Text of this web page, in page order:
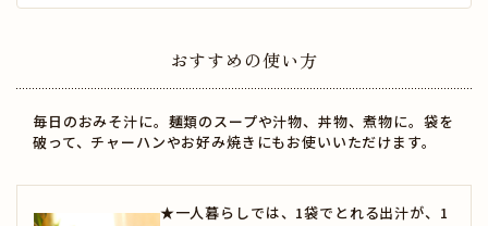
おすすめの使い方
毎日のおみそ汁に。麺類のスープや汁物、丼物、煮物に。袋を
破って、チャーハンやお好み焼きにもお使いいただけます。
★一人暮らしでは、1袋でとれる出汁が、1